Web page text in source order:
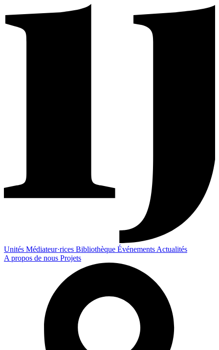
Unités Médiateur·rices Bibliothèque Événements Actualités
A propos de nous Projets